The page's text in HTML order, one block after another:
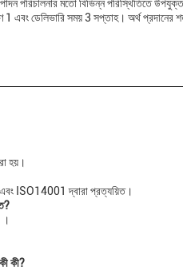
পরিচালনার মতো বিভিন্ন পরিস্থিতিতে
1 এবং ডেলিভারি সময় 3 সপ্তাহ। অর্থ
হয়।
ISO14001 দ্বারা প্রত্যয়িত।
কী?